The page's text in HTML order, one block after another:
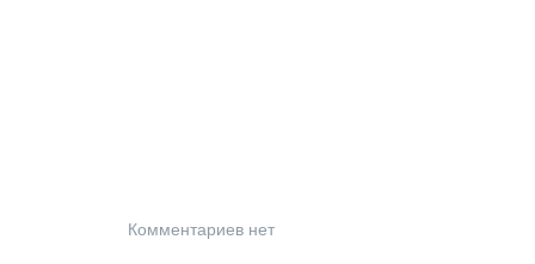
Комментариев нет